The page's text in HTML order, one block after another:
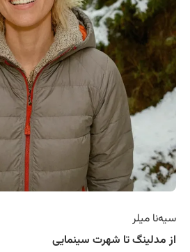
سیه‌نا میلر
از مدلینگ تا شهرت سینمایی